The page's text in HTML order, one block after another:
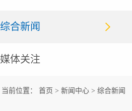
综合新闻
媒体关注
当前位置： 首页 > 新闻中心> 综合新闻